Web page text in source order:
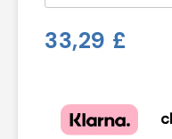
33,29 £